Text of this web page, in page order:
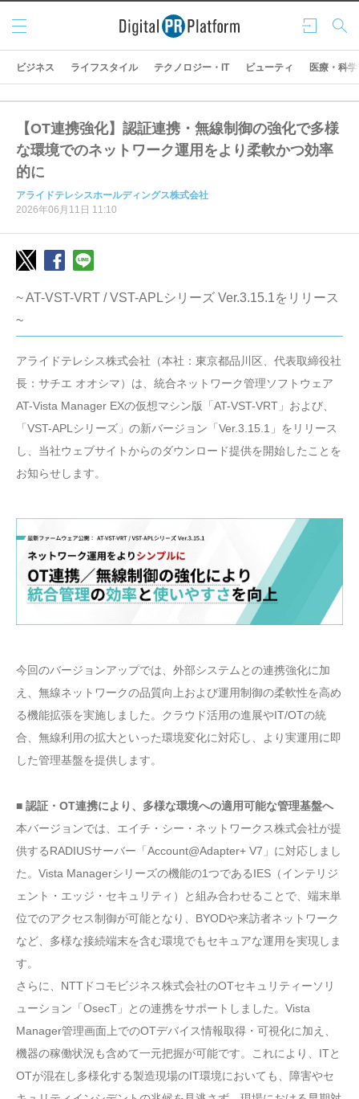
ログ
イン
検索
メニ
ュー
ビジネス ライフスタイル テクノロジー・IT ビューティ 医療・科学
【OT連携強化】認証連携・無線制御の強化で多様
な環境でのネットワーク運用をより柔軟かつ効率
的に
アライドテレシスホールディングス株式会社
2026年06月11日 11:10
~ AT-VST-VRT / VST-APLシリーズ Ver.3.15.1をリリース
~
アライドテレシス株式会社（本社：東京都品川区、代表取締役社
長：サチエ オオシマ）は、統合ネットワーク管理ソフトウェア
AT-Vista Manager EXの仮想マシン版「AT-VST-VRT」および、
「VST-APLシリーズ」の新バージョン「Ver.3.15.1」をリリース
し、当社ウェブサイトからのダウンロード提供を開始したことを
お知らせします。
今回のバージョンアップでは、外部システムとの連携強化に加
え、無線ネットワークの品質向上および運用制御の柔軟性を高め
る機能拡張を実施しました。クラウド活用の進展やIT/OTの統
合、無線利用の拡大といった環境変化に対応し、より実運用に即
した管理基盤を提供します。
■ 認証・OT連携により、多様な環境への適用可能な管理基盤へ
本バージョンでは、エイチ・シー・ネットワークス株式会社が提
供するRADIUSサーバー「Account@Adapter+ V7」に対応しまし
た。Vista Managerシリーズの機能の1つであるIES（インテリジ
ェント・エッジ・セキュリティ）と組み合わせることで、端末単
位でのアクセス制御が可能となり、BYODや来訪者ネットワーク
など、多様な接続端末を含む環境でもセキュアな運用を実現しま
す。
さらに、NTTドコモビジネス株式会社のOTセキュリティーソリ
ューション「OsecT」との連携をサポートしました。Vista
Manager管理画面上でのOTデバイス情報取得・可視化に加え、
機器の稼働状況も含めて一元把握が可能です。これにより、ITと
OTが混在し多様化する製造現場のIT環境においても、障害やセ